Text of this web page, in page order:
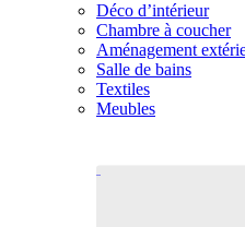
Déco d’intérieur
Chambre à coucher
Aménagement
Salle de bains
Textiles
Meubles